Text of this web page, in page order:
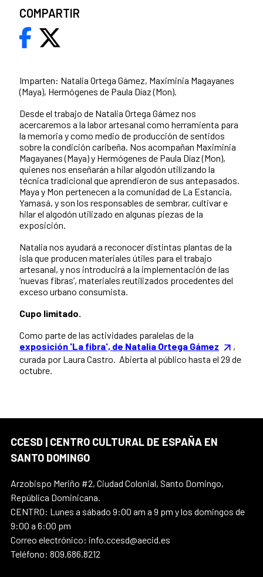
Imparten: Natalia Ortega Gámez, Maximinia Magayanes
(Maya), Hermógenes de Paula Díaz (Mon).
Desde el trabajo de Natalia Ortega Gámez nos
acercaremos a la labor artesanal como herramienta para
la memoria y como medio de producción de sentidos
sobre la condición caribeña. Nos acompañan Maximinia
Magayanes (Maya) y Hermógenes de Paula Díaz (Mon),
quienes nos enseñarán a hilar algodón utilizando la
técnica tradicional que aprendieron de sus antepasados.
Maya y Mon pertenecen a la comunidad de La Estancia,
Yamasá, y son los responsables de sembrar, cultivar e
hilar el algodón utilizado en algunas piezas de la
exposición.
Natalia nos ayudará a reconocer distintas plantas de la
isla que producen materiales útiles para el trabajo
artesanal, y nos introducirá a la implementación de las
‘nuevas fibras’, materiales reutilizados procedentes del
exceso urbano consumista.
Cupo limitado.
Como parte de las actividades paralelas de la
exposición 'La fibra', de Natalia Ortega Gámez
,
curada por Laura Castro. Abierta al público hasta el 29 de
octubre.
COMPARTIR
CCESD | CENTRO CULTURAL DE ESPAÑA EN
SANTO DOMINGO
Arzobispo Meriño #2, Ciudad Colonial, Santo Domingo,
República Dominicana.
CENTRO: Lunes a sábado 9:00 am a 9 pm y los domingos de
9:00 a 6:00 pm
Correo electrónico: info.ccesd@aecid.es
Teléfono: 809.686.8212